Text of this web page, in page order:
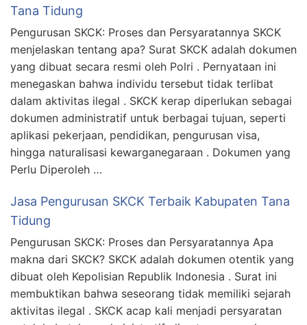
Tana Tidung
Pengurusan SKCK: Proses dan Persyaratannya SKCK
menjelaskan tentang apa? Surat SKCK adalah dokumen
yang dibuat secara resmi oleh Polri . Pernyataan ini
menegaskan bahwa individu tersebut tidak terlibat
dalam aktivitas ilegal . SKCK kerap diperlukan sebagai
dokumen administratif untuk berbagai tujuan, seperti
aplikasi pekerjaan, pendidikan, pengurusan visa,
hingga naturalisasi kewarganegaraan . Dokumen yang
Perlu Diperoleh …
Jasa Pengurusan SKCK Terbaik Kabupaten Tana
Tidung
Pengurusan SKCK: Proses dan Persyaratannya Apa
makna dari SKCK? SKCK adalah dokumen otentik yang
dibuat oleh Kepolisian Republik Indonesia . Surat ini
membuktikan bahwa seseorang tidak memiliki sejarah
aktivitas ilegal . SKCK acap kali menjadi persyaratan